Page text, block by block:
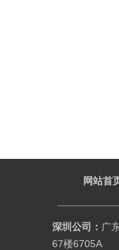
网站首
深圳公司： 广
67楼6705A